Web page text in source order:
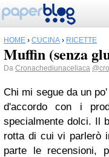
HOME › CUCINA › RICETTE
Muffin (senza
Da Cronachediunaceliaca
Chi mi segue da un
d'accordo con i
specialmente dolci. Il
rotta di cui vi parlerò
parte le recensioni,